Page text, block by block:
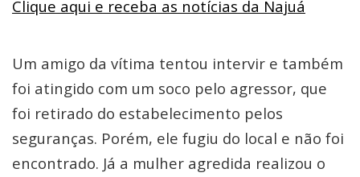
Clique aqui e receba as notícias da Najuá
Um amigo da vítima tentou intervir e também
foi atingido com um soco pelo agressor, que
foi retirado do estabelecimento pelos
seguranças. Porém, ele fugiu do local e não foi
encontrado. Já a mulher agredida realizou o